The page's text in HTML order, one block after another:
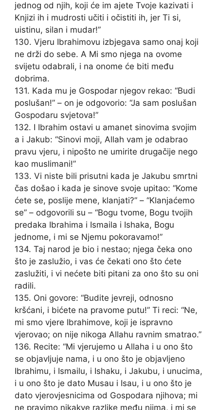
jednog od njih, koji će im ajete Tvoje kazivati i
Knjizi ih i mudrosti učiti i očistiti ih, jer Ti si,
uistinu, silan i mudar!”
130. Vjeru Ibrahimovu izbjegava samo onaj koji
ne drži do sebe. A Mi smo njega na ovome
svijetu odabrali, i na onome će biti među
dobrima.
131. Kada mu je Gospodar njegov rekao: “Budi
poslušan!” – on je odgovorio: “Ja sam poslušan
Gospodaru svjetova!”
132. I Ibrahim ostavi u amanet sinovima svojim
a i Jakub: “Sinovi moji, Allah vam je odabrao
pravu vjeru, i nipošto ne umirite drugačije nego
kao muslimani!”
133. Vi niste bili prisutni kada je Jakubu smrtni
čas došao i kada je sinove svoje upitao: “Kome
ćete se, poslije mene, klanjati?” – “Klanjaćemo
se” – odgovorili su – “Bogu tvome, Bogu tvojih
predaka Ibrahima i Ismaila i Ishaka, Bogu
jednome, i mi se Njemu pokoravamo!”
134. Taj narod je bio i nestao; njega čeka ono
što je zaslužio, i vas će čekati ono što ćete
zaslužiti, i vi nećete biti pitani za ono što su oni
radili.
135. Oni govore: “Budite jevreji, odnosno
kršćani, i bićete na pravome putu!” Ti reci: “Ne,
mi smo vjere Ibrahimove, koji je ispravno
vjerovao; on nije nikoga Allahu ravnim smatrao.”
136. Recite: “Mi vjerujemo u Allaha i u ono što
se objavljuje nama, i u ono što je objavljeno
Ibrahimu, i Ismailu, i Ishaku, i Jakubu, i unucima,
i u ono što je dato Musau i Isau, i u ono što je
dato vjerovjesnicima od Gospodara njihova; mi
ne pravimo nikakve razlike među njima, i mi se